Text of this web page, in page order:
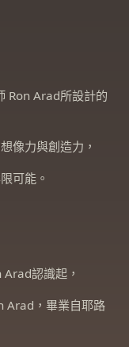
Ron Arad所設計的
像力與創造力，
可能。
認識起，
Arad，畢業自耶路